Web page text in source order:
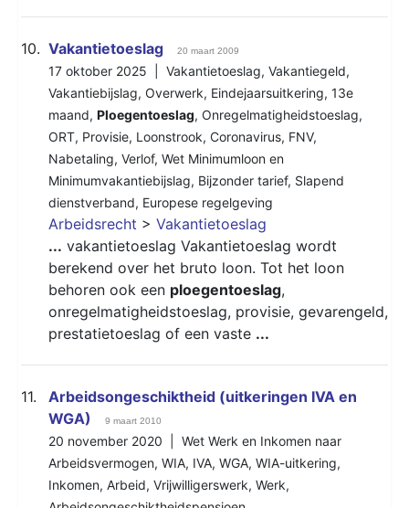
10. Vakantietoeslag 20 maart 2009
17 oktober 2025 | Vakantietoeslag, Vakantiegeld,
Vakantiebijslag, Overwerk, Eindejaarsuitkering, 13e
maand, Ploegentoeslag, Onregelmatigheidstoeslag,
ORT, Provisie, Loonstrook, Coronavirus, FNV,
Nabetaling, Verlof, Wet Minimumloon en
Minimumvakantiebijslag, Bijzonder tarief, Slapend
dienstverband, Europese regelgeving
Arbeidsrecht > Vakantietoeslag
... vakantietoeslag Vakantietoeslag wordt
berekend over het bruto loon. Tot het loon
behoren ook een ploegentoeslag,
onregelmatigheidstoeslag, provisie, gevarengeld,
prestatietoeslag of een vaste ...
11.
Arbeidsongeschiktheid (uitkeringen IVA en
WGA)
9 maart 2010
20 november 2020 | Wet Werk en Inkomen naar
Arbeidsvermogen, WIA, IVA, WGA, WIA-uitkering,
Inkomen, Arbeid, Vrijwilligerswerk, Werk,